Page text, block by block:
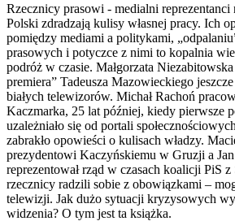
Rzecznicy prasowi - medialni reprezentanci
Polski zdradzają kulisy własnej pracy. Ich
pomiędzy mediami a politykami,
prasowych i potyczce z nimi to kopalnia
podróż w czasie. Małgorzata Niezabitowska
premiera” Tadeusza Mazowieckiego
białych telewizorów. Michał Rachoń
Kaczmarka, 25 lat później, kiedy pierwsze
uzależniało się od portali
zabrakło opowieści o kulisach władzy.
prezydentowi Kaczyńskiemu w Gruzji a
reprezentował rząd w czasach koalicji PiS z
rzecznicy radzili sobie z obowiązkami –
telewizji. Jak dużo sytuacji kryzysowych
widzenia? O tym jest ta książka.